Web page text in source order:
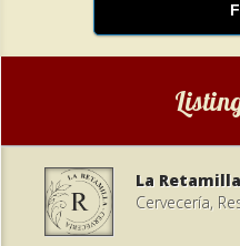
La Retamilla
Cervecería,